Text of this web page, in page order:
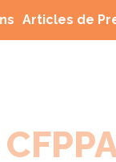
(current)
Articles de